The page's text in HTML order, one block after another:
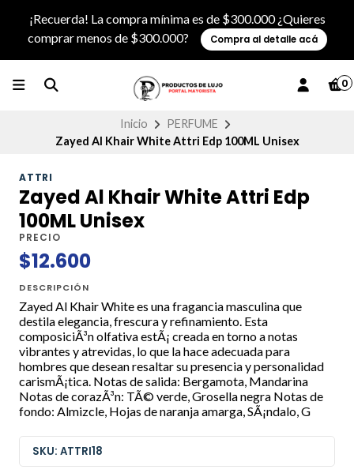
¡Recuerda! La compra mínima es de $300.000 ¿Quieres
comprar menos de $300.000?
Compra al detalle acá
0
Inicio
PERFUME
Zayed Al Khair White Attri Edp 100ML Unisex
ATTRI
Zayed Al Khair White Attri Edp
100ML Unisex
PRECIO
$12.600
DESCRIPCIÓN
Zayed Al Khair White es una fragancia masculina que
destila elegancia, frescura y refinamiento. Esta
composiciÃ³n olfativa estÃ¡ creada en torno a notas
vibrantes y atrevidas, lo que la hace adecuada para
hombres que desean resaltar su presencia y personalidad
carismÃ¡tica. Notas de salida: Bergamota, Mandarina
Notas de corazÃ³n: TÃ© verde, Grosella negra Notas de
fondo: Almizcle, Hojas de naranja amarga, SÃ¡ndalo, G
SKU: ATTRI18